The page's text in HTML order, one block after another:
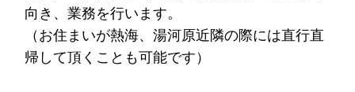
向き、業務を行います。
（お住まいが熱海、湯河原近隣の際には直行直
帰して頂くことも可能です）